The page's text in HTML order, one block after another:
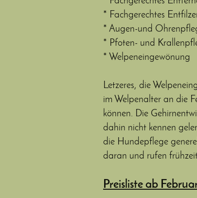
* Fachgerechtes
* Augen-und
* Pfoten- und
* Welpeneingewönung
Letzeres, die
im Welpenalter an die
können. Die
dahin nicht kennen
die Hundepflege
daran und rufen
Preisliste ab